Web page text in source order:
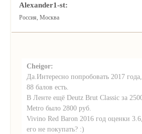
Alexander1-st:
Россия, Москва
Cheigor:
Да.Интересно попробовать 2017
88 балов есть.
В Ленте ещё Deutz Brut Classic за
Metro было 2800 руб.
Vivino Red Baron 2016 год оценки
его не покупать? :)